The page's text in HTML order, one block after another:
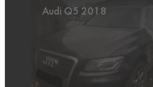
Audi Q5 2018